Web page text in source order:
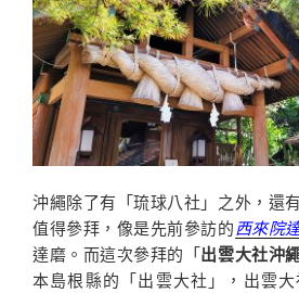
禮
簡
樸
低
調
而
神
聖
的
存
在〉
沖繩除了有「琉球八社」之外，還
值得參拜，像是先前參訪的西來院
達磨。而這次參拜的「出雲大社沖
本島根縣的「出雲大社」，出雲